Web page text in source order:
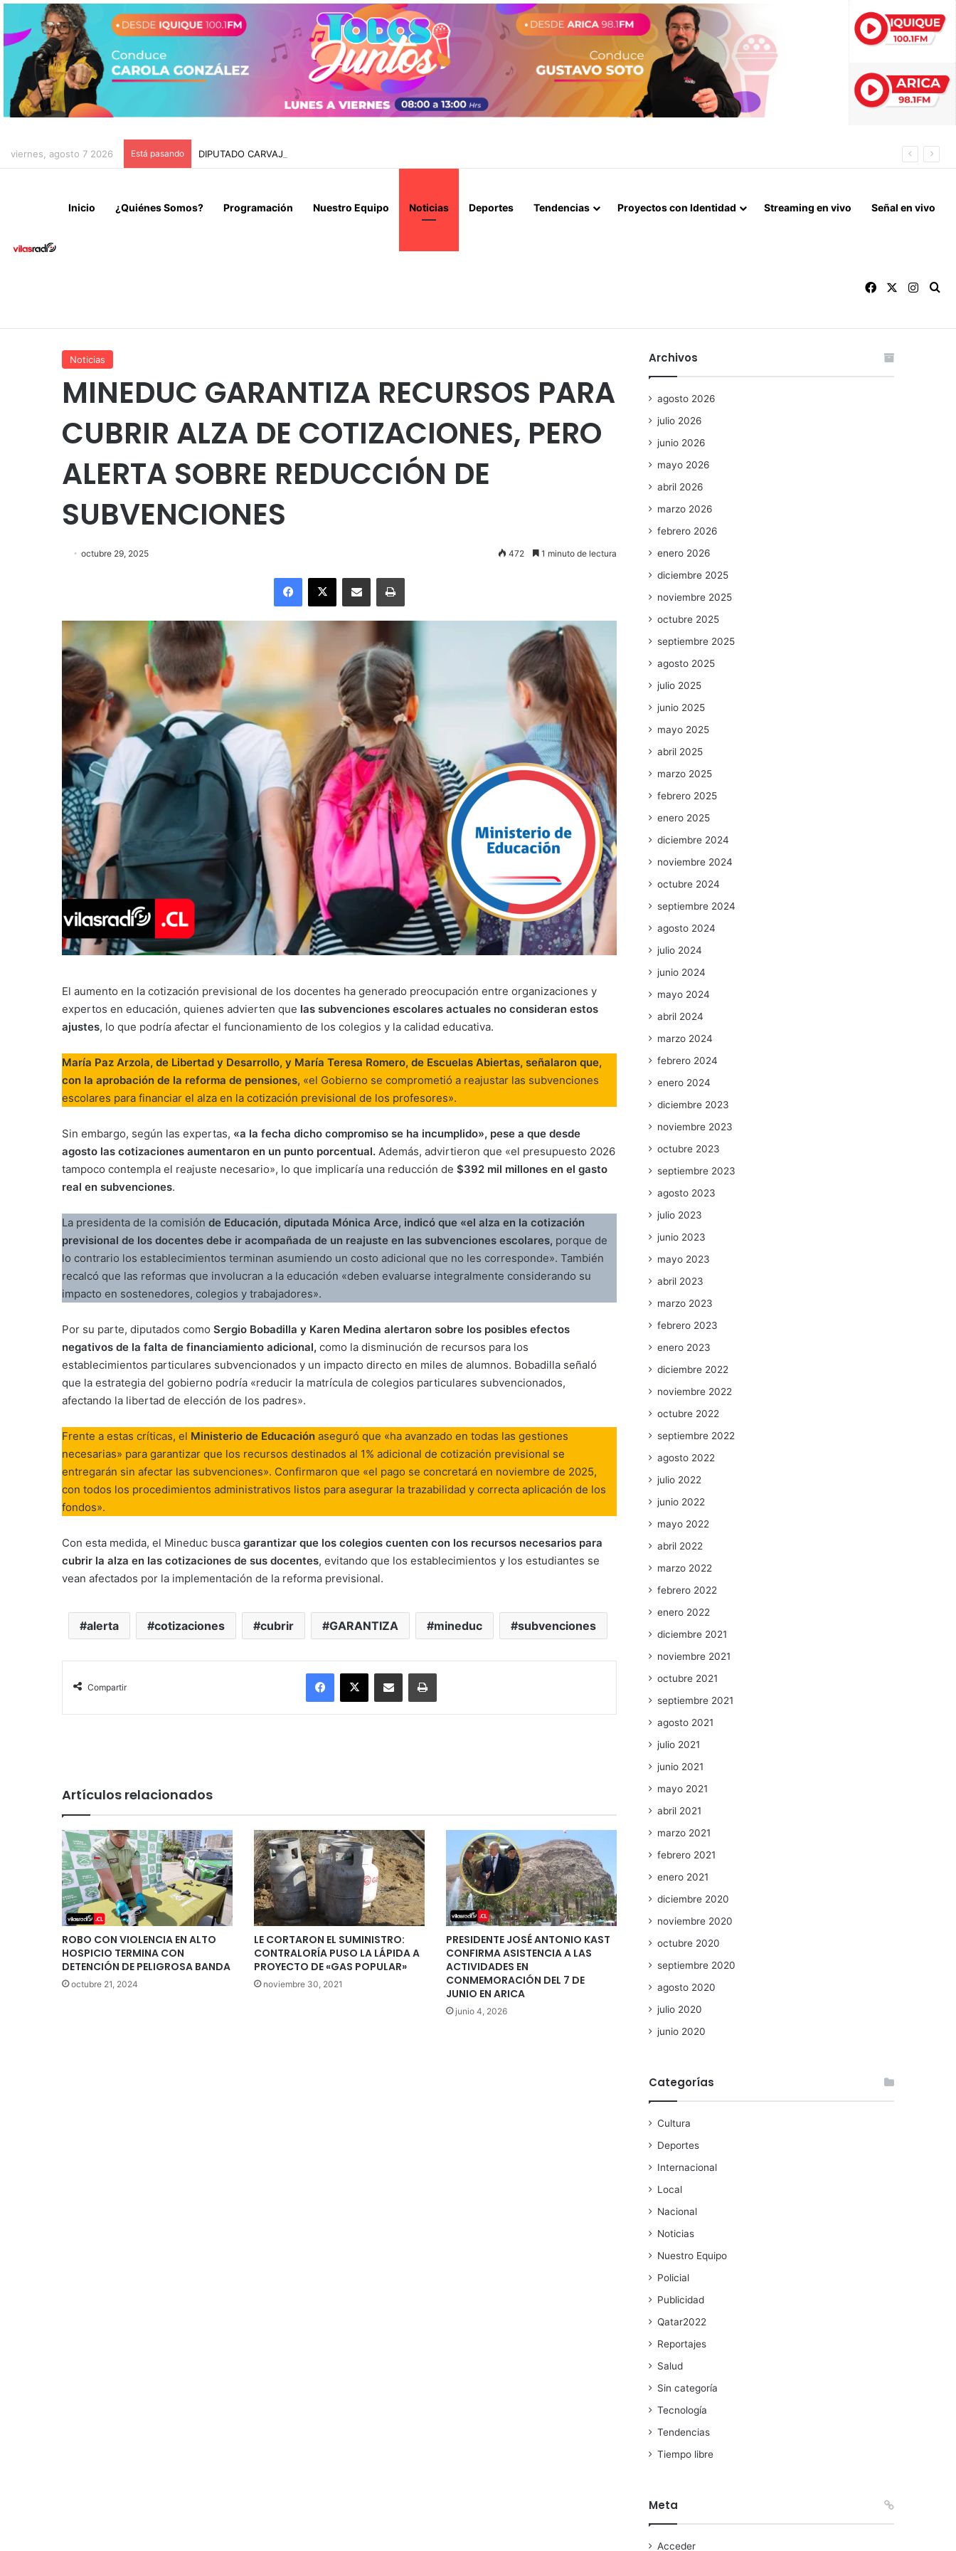
viernes, agosto 7 2026 Está pasando DIPUTADO CARVAJAL INSISTIÓ ANTE EL PRESIDENTE, PERO EL 10 DE AGOSTO NO SERÁ FERIADO ESTE AÑO
Inicio ¿Quiénes Somos? Programación Nuestro Equipo Noticias Deportes Tendencias Proyectos con Identidad Streaming en vivo Señal en vivo
Facebook
Noticias
MINEDUC GARANTIZA RECURSOS PARA
CUBRIR ALZA DE COTIZACIONES, PERO
ALERTA SOBRE REDUCCIÓN DE
SUBVENCIONES
octubre 29, 2025 472 1 minuto de lectura
Facebook
X Enviar vía email Imprimir
El aumento en la cotización previsional de los docentes ha generado preocupación entre organizaciones y
expertos en educación, quienes advierten que las subvenciones escolares actuales no consideran estos
ajustes, lo que podría afectar el funcionamiento de los colegios y la calidad educativa.
María Paz Arzola, de Libertad y Desarrollo, y María Teresa Romero, de Escuelas Abiertas, señalaron que,
con la aprobación de la reforma de pensiones, «el Gobierno se comprometió a reajustar las subvenciones
escolares para financiar el alza en la cotización previsional de los profesores».
Sin embargo, según las expertas, «a la fecha dicho compromiso se ha incumplido», pese a que desde
agosto las cotizaciones aumentaron en un punto porcentual. Además, advirtieron que «el presupuesto 2026
tampoco contempla el reajuste necesario», lo que implicaría una reducción de $392 mil millones en el gasto
real en subvenciones.
La presidenta de la comisión de Educación, diputada Mónica Arce, indicó que «el alza en la cotización
previsional de los docentes debe ir acompañada de un reajuste en las subvenciones escolares, porque de
lo contrario los establecimientos terminan asumiendo un costo adicional que no les corresponde». También
recalcó que las reformas que involucran a la educación «deben evaluarse integralmente considerando su
impacto en sostenedores, colegios y trabajadores».
Por su parte, diputados como Sergio Bobadilla y Karen Medina alertaron sobre los posibles efectos
negativos de la falta de financiamiento adicional, como la disminución de recursos para los
establecimientos particulares subvencionados y un impacto directo en miles de alumnos. Bobadilla señaló
que la estrategia del gobierno podría «reducir la matrícula de colegios particulares subvencionados,
afectando la libertad de elección de los padres».
Frente a estas críticas, el Ministerio de Educación aseguró que «ha avanzado en todas las gestiones
necesarias» para garantizar que los recursos destinados al 1% adicional de cotización previsional se
entregarán sin afectar las subvenciones». Confirmaron que «el pago se concretará en noviembre de 2025,
con todos los procedimientos administrativos listos para asegurar la trazabilidad y correcta aplicación de los
fondos».
Con esta medida, el Mineduc busca garantizar que los colegios cuenten con los recursos necesarios para
cubrir la alza en las cotizaciones de sus docentes, evitando que los establecimientos y los estudiantes se
vean afectados por la implementación de la reforma previsional.
alerta cotizaciones cubrir GARANTIZA mineduc subvenciones
Compartir
Facebook
X Enviar vía email Imprimir
Artículos relacionados
ROBO CON VIOLENCIA EN ALTO
HOSPICIO TERMINA CON
DETENCIÓN DE PELIGROSA BANDA
octubre 21, 2024
LE CORTARON EL SUMINISTRO:
CONTRALORÍA PUSO LA LÁPIDA A
PROYECTO DE «GAS POPULAR»
noviembre 30, 2021
PRESIDENTE JOSÉ ANTONIO KAST
CONFIRMA ASISTENCIA A LAS
ACTIVIDADES EN
CONMEMORACIÓN DEL 7 DE
JUNIO EN ARICA
junio 4, 2026
Archivos
agosto 2026
julio 2026
junio 2026
mayo 2026
abril 2026
marzo 2026
febrero 2026
enero 2026
diciembre 2025
noviembre 2025
octubre 2025
septiembre 2025
agosto 2025
julio 2025
junio 2025
mayo 2025
abril 2025
marzo 2025
febrero 2025
enero 2025
diciembre 2024
noviembre 2024
octubre 2024
septiembre 2024
agosto 2024
julio 2024
junio 2024
mayo 2024
abril 2024
marzo 2024
febrero 2024
enero 2024
diciembre 2023
noviembre 2023
octubre 2023
septiembre 2023
agosto 2023
julio 2023
junio 2023
mayo 2023
abril 2023
marzo 2023
febrero 2023
enero 2023
diciembre 2022
noviembre 2022
octubre 2022
septiembre 2022
agosto 2022
julio 2022
junio 2022
mayo 2022
abril 2022
marzo 2022
febrero 2022
enero 2022
diciembre 2021
noviembre 2021
octubre 2021
septiembre 2021
agosto 2021
julio 2021
junio 2021
mayo 2021
abril 2021
marzo 2021
febrero 2021
enero 2021
diciembre 2020
noviembre 2020
octubre 2020
septiembre 2020
agosto 2020
julio 2020
junio 2020
Categorías
Cultura
Deportes
Internacional
Local
Nacional
Noticias
Nuestro Equipo
Policial
Publicidad
Qatar2022
Reportajes
Salud
Sin categoría
Tecnología
Tendencias
Tiempo libre
Meta
Acceder